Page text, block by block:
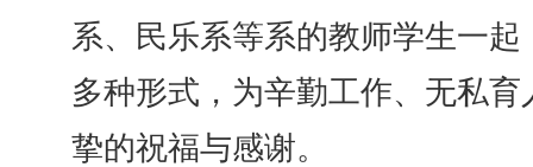
系、民乐系等系的教师学生一
多种形式，为辛勤工作、无私
挚的祝福与感谢。